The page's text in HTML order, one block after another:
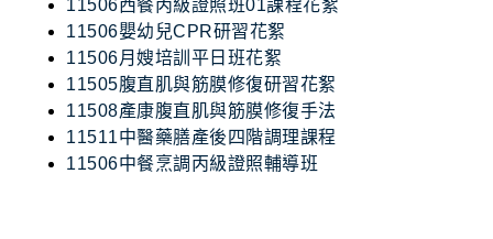
11506西餐丙級證照班01課程花絮
11506嬰幼兒CPR研習花絮
11506月嫂培訓平日班花絮
11505腹直肌與筋膜修復研習花絮
11508產康腹直肌與筋膜修復手法
11511中醫藥膳產後四階調理課程
11506中餐烹調丙級證照輔導班